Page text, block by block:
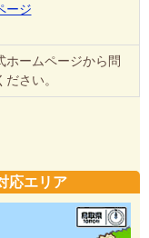
ージ
ホームページから問
さい。
応エリア